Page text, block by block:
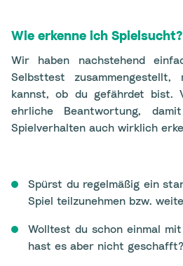
Wie erkenne ich Spielsucht?
Wir haben nachstehend
Selbsttest
kannst, ob du gefährdet bist.
ehrliche Beantwortung,
Spielverhalten auch wirklich
Spürst du regelmäßig ein
Spiel teilzunehmen bzw.
Wolltest du schon einmal
hast es aber nicht geschafft?